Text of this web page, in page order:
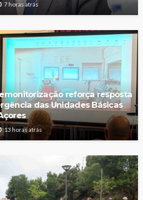
7 horas atrás
reforça resposta
das Unidades Básicas
13 horas atrás